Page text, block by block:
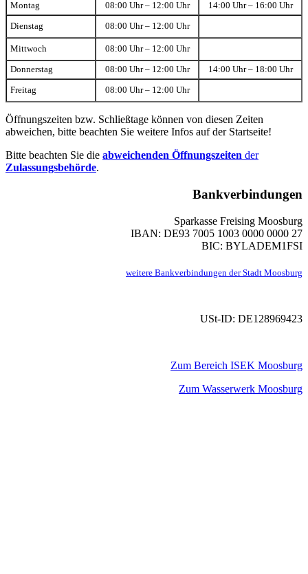
Montag 08:00 Uhr – 12:00 Uhr 14:00 Uhr – 16:00 Uhr
Dienstag 08:00 Uhr – 12:00 Uhr
Mittwoch 08:00 Uhr – 12:00 Uhr
Donnerstag 08:00 Uhr – 12:00 Uhr 14:00 Uhr – 18:00 Uhr
Freitag 08:00 Uhr – 12:00 Uhr
Öffnungszeiten bzw. Schließtage können von diesen Zeiten
abweichen, bitte beachten Sie weitere Infos auf der Startseite!
Bitte beachten Sie die abweichenden Öffnungszeiten der
Zulassungsbehörde.
Bankverbindungen
Sparkasse Freising Moosburg
IBAN: DE93 7005 1003 0000 0000 27
BIC: BYLADEM1FSI
weitere Bankverbindungen der Stadt Moosburg
USt-ID: DE128969423
Zum Bereich ISEK Moosburg
Zum Wasserwerk Moosburg